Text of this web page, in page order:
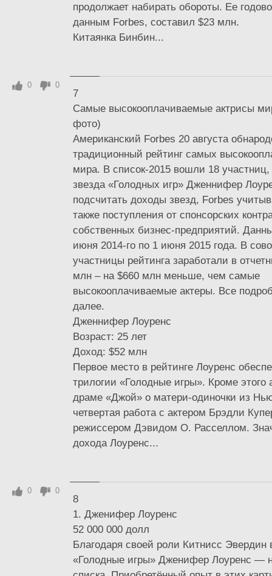
продолжает набирать обороты. Ее
данным Forbes, составил $23 млн.
Китаянка Бинбин...
7
Самые высокооплачиваемые актрисы
фото)
Американский Forbes 20 августа
традиционный рейтинг самых
мира. В список-2015 вошли 18 участниц,
звезда «Голодных игр» Дженнифер
подсчитать доходы звезд, Forbes
также поступления от спонсорских
собственных бизнес-предприятий.
июня 2014-го по 1 июня 2015 года. В
участницы рейтинга заработали в
млн – на $660 млн меньше, чем самые
высокооплачиваемые актеры. Все
далее.
Дженнифер Лоуренс
Возраст: 25 лет
Доход: $52 млн
Первое место в рейтинге Лоуренс
трилогии «Голодные игры». Кроме этого
драме «Джой» о матери-одиночки из
четвертая работа с актером Брэдли
режиссером Дэвидом О. Расселлом.
дохода Лоуренс...
0 0
8
1. Дженифер Лоуренс
52 000 000 долл
Благодаря своей роли Китнисс Эвердин
«Голодные игры» Дженифер Лоуренс —
0 0